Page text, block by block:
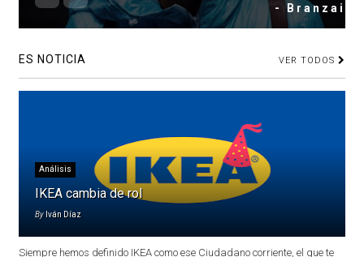
- Branzai
ES NOTICIA VER TODOS
Análisis
IKEA cambia de rol
By Iván Díaz
Siempre hemos definido IKEA como ese Ciudadano corriente, el que te